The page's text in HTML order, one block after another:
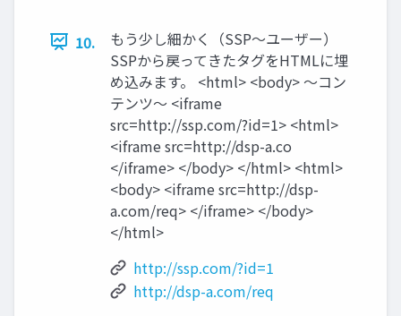
10.
もう少し細かく（SSP〜ユーザー）
SSPから戻ってきたタグをHTMLに埋
め込みます。 <html> <body> 〜コン
テンツ〜 <iframe
src=http://ssp.com/?id=1> <html>
<iframe src=http://dsp-a.co
</iframe> </body> </html> <html>
<body> <iframe src=http://dsp-
a.com/req> </iframe> </body>
</html>
http://ssp.com/?id=1
http://dsp-a.com/req